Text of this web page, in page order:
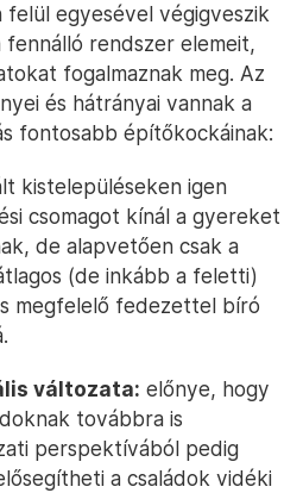
felül egyesével végigveszik
fennálló rendszer elemeit,
fogalmaznak meg. Az
és hátrányai vannak a
fontosabb építőkockáinak:
kistelepüléseken igen
csomagot kínál a gyereket
de alapvetően csak a
(de inkább a feletti)
megfelelő fedezettel bíró
változata: előnye, hogy
továbbra is
perspektívából pedig
a családok vidéki